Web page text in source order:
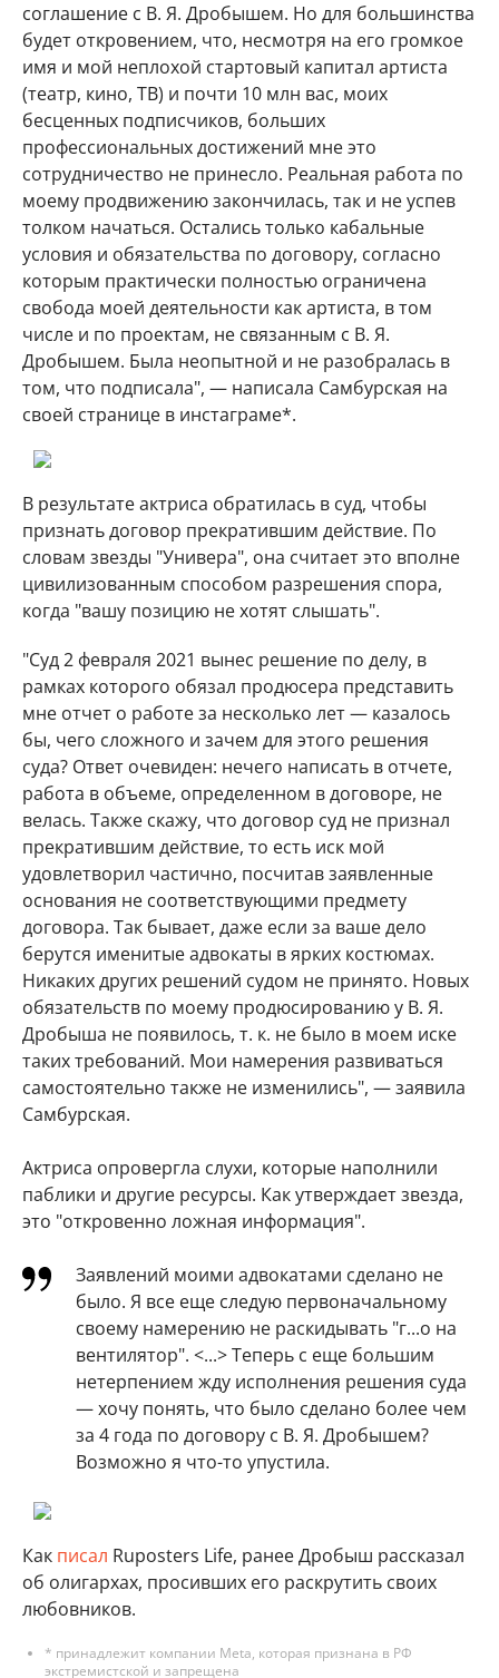
соглашение с В. Я. Дробышем. Но для большинства
будет откровением, что, несмотря на его громкое
имя и мой неплохой стартовый капитал артиста
(театр, кино, ТВ) и почти 10 млн вас, моих
бесценных подписчиков, больших
профессиональных достижений мне это
сотрудничество не принесло. Реальная работа по
моему продвижению закончилась, так и не успев
толком начаться. Остались только кабальные
условия и обязательства по договору, согласно
которым практически полностью ограничена
свобода моей деятельности как артиста, в том
числе и по проектам, не связанным с В. Я.
Дробышем. Была неопытной и не разобралась в
том, что подписала", — написала Самбурская на
своей странице в инстаграме*.
В результате актриса обратилась в суд, чтобы
признать договор прекратившим действие. По
словам звезды "Универа", она считает это вполне
цивилизованным способом разрешения спора,
когда "вашу позицию не хотят слышать".
"Суд 2 февраля 2021 вынес решение по делу, в
рамках которого обязал продюсера представить
мне отчет о работе за несколько лет — казалось
бы, чего сложного и зачем для этого решения
суда? Ответ очевиден: нечего написать в отчете,
работа в объеме, определенном в договоре, не
велась. Также скажу, что договор суд не признал
прекратившим действие, то есть иск мой
удовлетворил частично, посчитав заявленные
основания не соответствующими предмету
договора. Так бывает, даже если за ваше дело
берутся именитые адвокаты в ярких костюмах.
Никаких других решений судом не принято. Новых
обязательств по моему продюсированию у В. Я.
Дробыша не появилось, т. к. не было в моем иске
таких требований. Мои намерения развиваться
самостоятельно также не изменились", — заявила
Самбурская.
Актриса опровергла слухи, которые наполнили
паблики и другие ресурсы. Как утверждает звезда,
это "откровенно ложная информация".
Заявлений моими адвокатами сделано не
было. Я все еще следую первоначальному
своему намерению не раскидывать "г...о на
вентилятор". <...> Теперь с еще большим
нетерпением жду исполнения решения суда
— хочу понять, что было сделано более чем
за 4 года по договору с В. Я. Дробышем?
Возможно я что-то упустила.
Как писал Ruposters Life, ранее Дробыш рассказал
об олигархах, просивших его раскрутить своих
любовников.
* принадлежит компании Meta, которая признана в РФ
экстремистской и запрещена